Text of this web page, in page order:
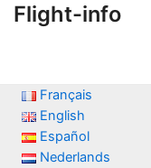
Flight-info
Français
English
Español
Nederlands